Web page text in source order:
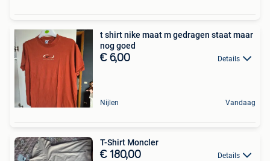
t shirt nike maat m gedragen staat maar
nog goed
€ 6,00 Details
Nijlen Vandaag
T-Shirt Moncler
€ 180,00 Details